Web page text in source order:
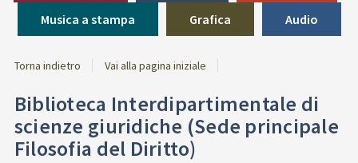
Musica a stampa Grafica Audio
Torna indietro Vai alla pagina iniziale
Biblioteca Interdipartimentale di
scienze giuridiche (Sede principale
Filosofia del Diritto)